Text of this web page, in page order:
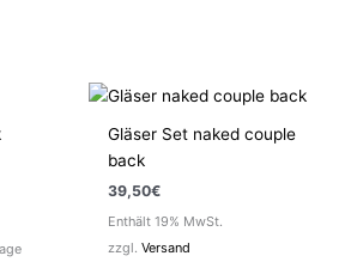
Gläser Set naked couple
back
39,50€
Enthält 19% MwSt.
zzgl.Versand